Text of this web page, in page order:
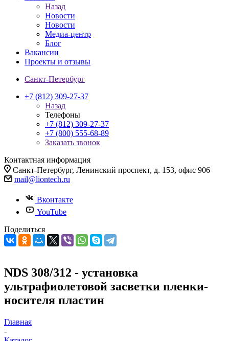
Назад
Новости
Новости
Медиа-центр
Блог
Вакансии
Проекты и отзывы
Санкт-Петербург
+7 (812) 309-27-37
Назад
Телефоны
+7 (812) 309-27-37
+7 (800) 555-68-89
Заказать звонок
Контактная информация
Санкт-Петербург, Ленинский проспект, д. 153, офис 906
mail@liontech.ru
Вконтакте
YouTube
Поделиться
NDS 308/312 - установка
ультрафиолетовой засветки пленки-
носителя пластин
Главная
-